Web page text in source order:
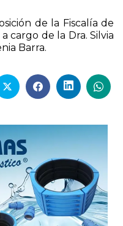
de la Fiscalía de
cargo de la Dra. Silvia
Barra.